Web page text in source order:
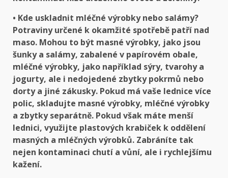
• Kde uskladnit mléčné výrobky nebo salámy?
Potraviny určené k okamžité spotřebě patří nad
maso. Mohou to být masné výrobky, jako jsou
šunky a salámy, zabalené v papírovém obale,
mléčné výrobky, jako například sýry, tvarohy a
jogurty, ale i nedojedené zbytky pokrmů nebo
dorty a jiné zákusky. Pokud má vaše lednice více
polic, skladujte masné výrobky, mléčné výrobky
a zbytky separátně. Pokud však máte menší
lednici, využijte plastových krabiček k oddělení
masných a mléčných výrobků. Zabráníte tak
nejen kontaminaci chutí a vůní, ale i rychlejšímu
kažení.